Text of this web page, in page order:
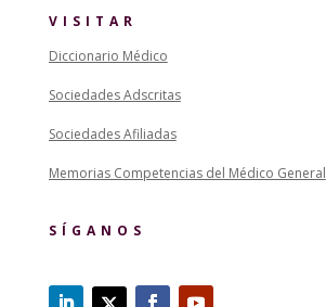
VISITAR
Diccionario Médico
Sociedades Adscritas
Sociedades Afiliadas
Memorias Competencias del Médico General
SÍGANOS